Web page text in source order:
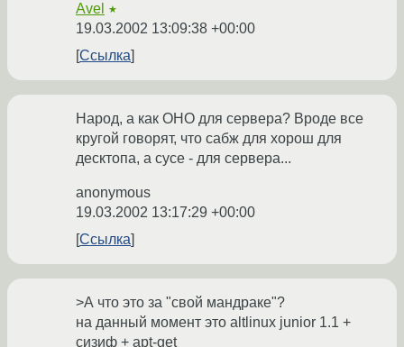
Avel ★
19.03.2002 13:09:38 +00:00
Ссылка
Народ, а как ОНО для сервера? Вроде все
кругой говорят, что сабж для хорош для
десктопа, а сусе - для сервера...
anonymous
19.03.2002 13:17:29 +00:00
Ссылка
>А что это за "свой мандраке"?
на данный момент это altlinux junior 1.1 +
сизиф + apt-get